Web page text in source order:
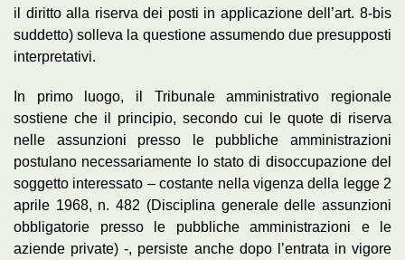
il diritto alla riserva dei posti in applicazione dell’art. 8-bis
suddetto) solleva la questione assumendo due presupposti
interpretativi.
In primo luogo, il Tribunale amministrativo regionale
sostiene che il principio, secondo cui le quote di riserva
nelle assunzioni presso le pubbliche amministrazioni
postulano necessariamente lo stato di disoccupazione del
soggetto interessato – costante nella vigenza della legge 2
aprile 1968, n. 482 (Disciplina generale delle assunzioni
obbligatorie presso le pubbliche amministrazioni e le
aziende private) -, persiste anche dopo l’entrata in vigore